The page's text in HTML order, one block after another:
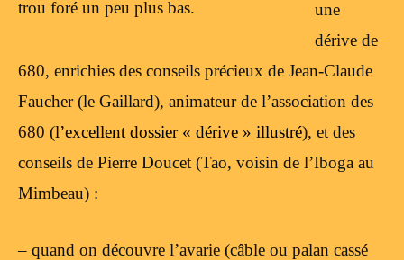
trou foré un peu plus bas.
une
dérive de
680, enrichies des conseils précieux de Jean-Claude
Faucher (le Gaillard), animateur de l’association des
680 (l’excellent dossier « dérive » illustré), et des
conseils de Pierre Doucet (Tao, voisin de l’Iboga au
Mimbeau) :
– quand on découvre l’avarie (câble ou palan cassé